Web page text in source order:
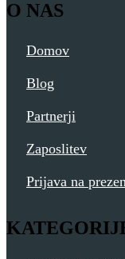
O NAS
Domov
Blog
Partnerji
Zaposlitev
Prijava na